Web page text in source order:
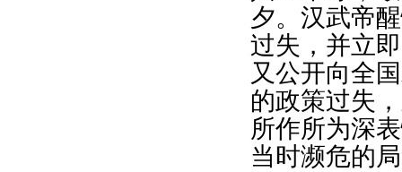
夕。汉武帝
过失，并立
又公开向全
的政策过失
所作所为深
当时濒危的